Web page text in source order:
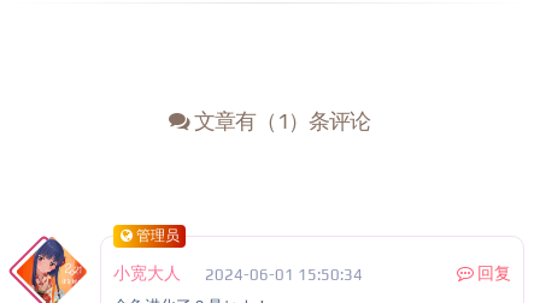
文章有（1）条评论
管理员
回复
小宽大人
2024-06-01 15:50:34